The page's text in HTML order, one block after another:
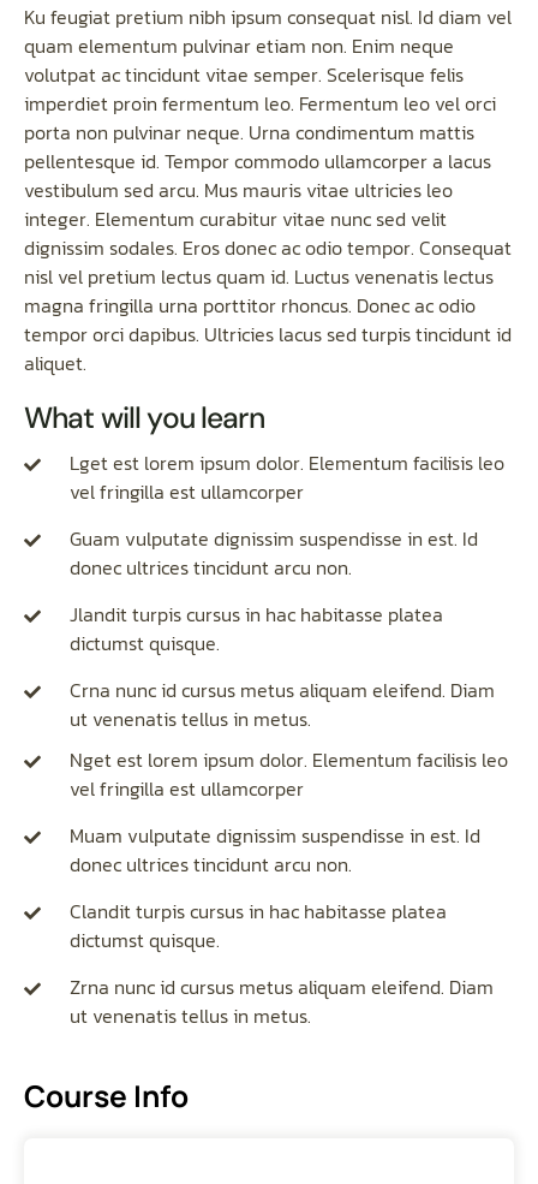
Ku feugiat pretium nibh ipsum consequat nisl. Id diam vel
quam elementum pulvinar etiam non. Enim neque
volutpat ac tincidunt vitae semper. Scelerisque felis
imperdiet proin fermentum leo. Fermentum leo vel orci
porta non pulvinar neque. Urna condimentum mattis
pellentesque id. Tempor commodo ullamcorper a lacus
vestibulum sed arcu. Mus mauris vitae ultricies leo
integer. Elementum curabitur vitae nunc sed velit
dignissim sodales. Eros donec ac odio tempor. Consequat
nisl vel pretium lectus quam id. Luctus venenatis lectus
magna fringilla urna porttitor rhoncus. Donec ac odio
tempor orci dapibus. Ultricies lacus sed turpis tincidunt id
aliquet.
What will you learn
Lget est lorem ipsum dolor. Elementum facilisis leo
vel fringilla est ullamcorper
Guam vulputate dignissim suspendisse in est. Id
donec ultrices tincidunt arcu non.
Jlandit turpis cursus in hac habitasse platea
dictumst quisque.
Crna nunc id cursus metus aliquam eleifend. Diam
ut venenatis tellus in metus.
Nget est lorem ipsum dolor. Elementum facilisis leo
vel fringilla est ullamcorper
Muam vulputate dignissim suspendisse in est. Id
donec ultrices tincidunt arcu non.
Clandit turpis cursus in hac habitasse platea
dictumst quisque.
Zrna nunc id cursus metus aliquam eleifend. Diam
ut venenatis tellus in metus.
Course Info